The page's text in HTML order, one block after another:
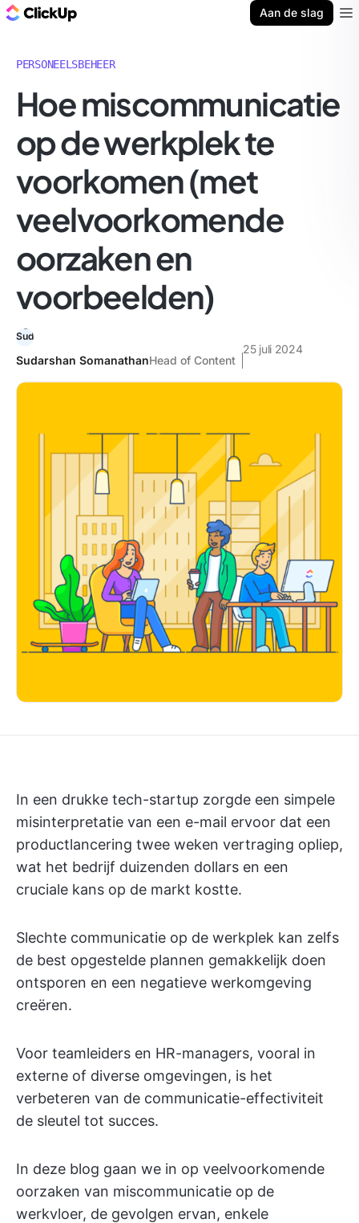
Aan de slag
PERSONEELSBEHEER
Hoe miscommunicatie
op de werkplek te
voorkomen (met
veelvoorkomende
oorzaken en
voorbeelden)
Sudarshan SomanathanHead of Content
25 juli 2024
In een drukke tech-startup zorgde een simpele
misinterpretatie van een e-mail ervoor dat een
productlancering twee weken vertraging opliep,
wat het bedrijf duizenden dollars en een
cruciale kans op de markt kostte.
Slechte communicatie op de werkplek kan zelfs
de best opgestelde plannen gemakkelijk doen
ontsporen en een negatieve werkomgeving
creëren.
Voor teamleiders en HR-managers, vooral in
externe of diverse omgevingen, is het
verbeteren van de communicatie-effectiviteit
de sleutel tot succes.
In deze blog gaan we in op veelvoorkomende
oorzaken van miscommunicatie op de
werkvloer, de gevolgen ervan, enkele